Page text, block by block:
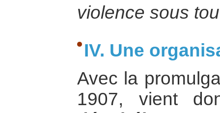
violence sous
IV. Une
Avec la
1907, vient